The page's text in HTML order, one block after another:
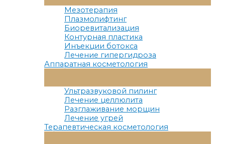
Меню
Мезотерапия
Плазмолифтинг
Биоревитализация
Контурная пластика
Инъекции ботокса
Лечение гипергидроза
Аппаратная косметология
Меню
Ультразвуковой пилинг
Лечение целлюлита
Разглаживание морщин
Лечение угрей
Терапевтическая косметология